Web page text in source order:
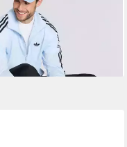
€ UVP28,00 €
- in 1-2 Werktagen bei dir